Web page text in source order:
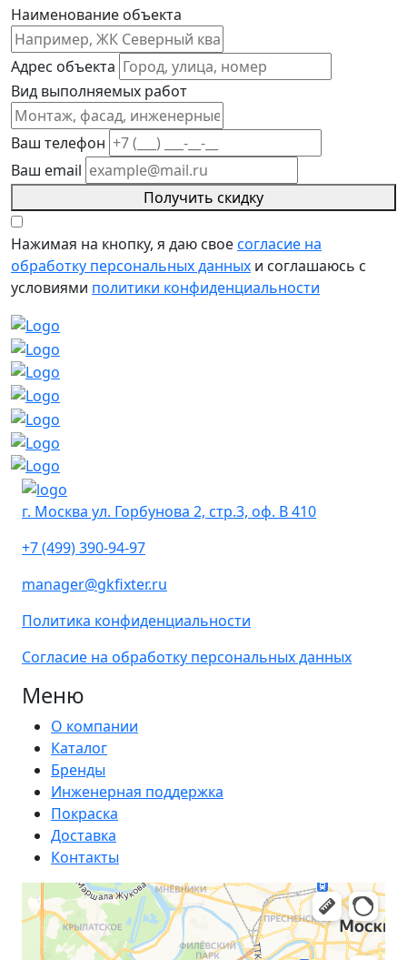
Наименование объекта
Адрес объекта
Вид выполняемых работ
Ваш телефон
Ваш email
Получить скидку
Нажимая на кнопку, я даю своесогласие на
обработку персональных данных и соглашаюсь с
условиями политики конфиденциальности
г. Москва ул. Горбунова 2, стр.3, оф. В 410
+7 (499) 390-94-97
manager@gkfixter.ru
Политика конфиденциальности
Согласие на обработку персональных данных
Меню
О компании
Каталог
Бренды
Инженерная поддержка
Покраска
Доставка
Контакты